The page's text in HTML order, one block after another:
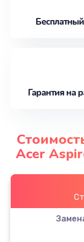
Гарантия на
Acer